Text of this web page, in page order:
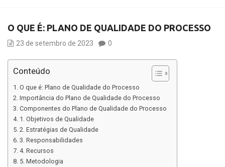
O QUE É: PLANO DE QUALIDADE DO PROCESSO
23 de setembro de 2023 0
Conteúdo
O que é: Plano de Qualidade do Processo
Importância do Plano de Qualidade do Processo
Componentes do Plano de Qualidade do Processo
1. Objetivos de Qualidade
2. Estratégias de Qualidade
3. Responsabilidades
4. Recursos
5. Metodologia